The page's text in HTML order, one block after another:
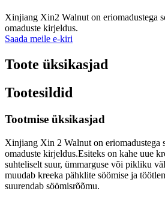
Xinjiang Xin2 Walnut on eriomadustega
omaduste kirjeldus.
Saada meile e-kiri
Toote üksikasjad
Tootesildid
Tootmise üksikasjad
Xinjiang Xin 2 Walnut on eriomadustega
omaduste kirjeldus.Esiteks on kahe uue
suhteliselt suur, ümmarguse või pikliku
muudab kreeka pähklite söömise ja
suurendab söömisrõõmu.